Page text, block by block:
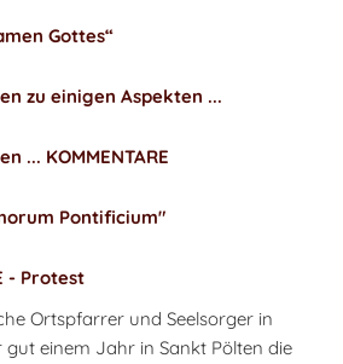
Gottes“
zu einigen Aspekten ...
... KOMMENTARE
Pontificium"
- Protest
Ortspfarrer und Seelsorger in
einem Jahr in Sankt Pölten die